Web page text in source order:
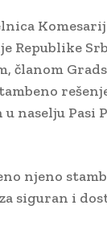
Republike
članom
naselju Pasi
njeno
siguran i